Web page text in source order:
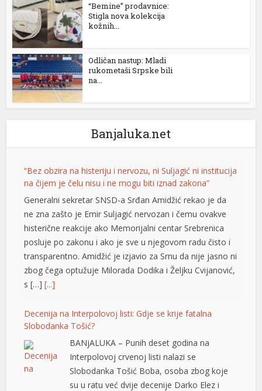
“Bemine” prodavnice:
Stigla nova kolekcija
kožnih...
Odličan nastup: Mladi
rukometaši Srpske bili
na...
Banjaluka.net
“Bez obzira na histeriju i nervozu, ni Suljagić ni institucija
na čijem je čelu nisu i ne mogu biti iznad zakona”
Generalni sekretar SNSD-a Srđan Amidžić rekao je da
ne zna zašto je Emir Suljagić nervozan i čemu ovakve
histerične reakcije ako Memorijalni centar Srebrenica
posluje po zakonu i ako je sve u njegovom radu čisto i
transparentno. Amidžić je izjavio za Srnu da nije jasno ni
zbog čega optužuje Milorada Dodika i Željku Cvijanović,
s […][...]
Decenija na Interpolovoj listi: Gdje se krije fatalna
Slobodanka Tošić?
BANjALUKA – Punih deset godina na
Interpolovoj crvenoj listi nalazi se
Slobodanka Tošić Boba, osoba zbog koje
su u ratu već dvije decenije Darko Elez i